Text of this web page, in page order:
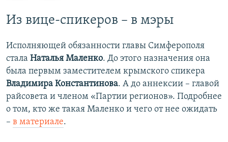
д
д
щ
и
с
д
й
й
Из вице-спикеров – в мэры
Исполняющей обязанности главы Симферополя
стала Наталья Маленко. До этого назначения она
была первым заместителем крымского спикера
Владимира Константинова. А до аннексии – главой
райсовета и членом «Партии регионов». Подробнее
о том, кто же такая Маленко и чего от нее ожидать
– в материале.